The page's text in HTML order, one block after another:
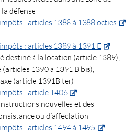
défense
: articles 1388 à 1388 octies
: articles 1389 à 1391 E
destiné à la location (article 1389),
1390 à 1391 B bis),
(article 1391B ter)
: article 1406
nouvelles et des
ou d’affectation
: articles 1494 à 1495